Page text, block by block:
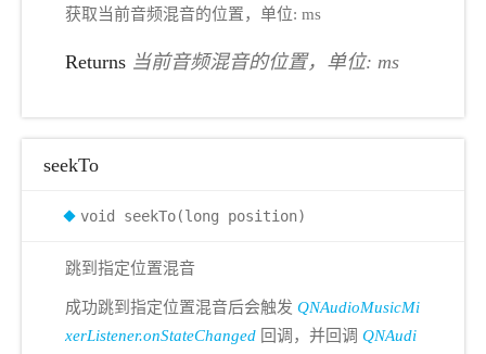
获取当前音频混音的位置，单位: ms
Returns 当前音频混音的位置，单位: ms
seekTo
void seekTo(long position)
跳到指定位置混音
成功跳到指定位置混音后会触发 QNAudioMusicMi
xerListener.onStateChanged 回调，并回调 QNAudi